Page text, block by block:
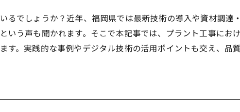
るでしょうか？近年、福岡県では最新技術の導入や資材調達
いう声も聞かれます。そこで本記事では、プラント工事にお
す。実践的な事例やデジタル技術の活用ポイントも交え、品